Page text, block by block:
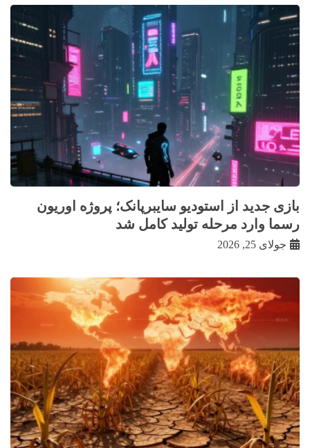
بازی جدید از استودیو سایبرپانک؛ پروژه اوریون
رسما وارد مرحله تولید کامل شد
جولای 25, 2026